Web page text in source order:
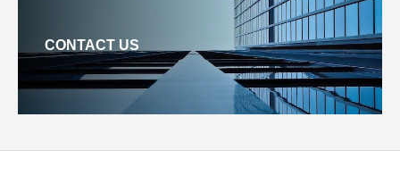
CONTACT US